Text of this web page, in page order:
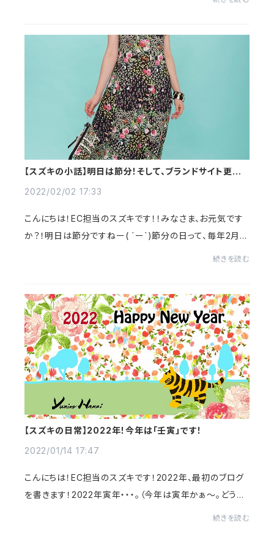
【スズキの小話】明日は節分！そして、ブランドサイト更新
2022/02/02 17:33
​こんにちは！EC担当のスズキです！！みなさま、お元気です
か？！明日は節分ですねー( ´ー`)節分の日って、毎年2月3
続きを読む
【スズキの日常】2022年！今年は「壬寅」です！
2022/01/14 17:47
こんにちは！EC担当のスズキです！2022年、最初のブログ
を書きます！2022年寅年・・・。（今年は寅年かぁ～。どうい
続きを読む